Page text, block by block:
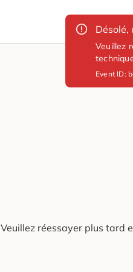
Désolé,
Veuillez
Event ID:
Veuillez réessayer plus tard